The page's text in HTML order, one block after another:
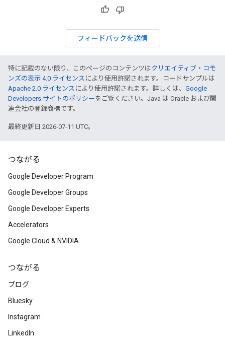
フィードバックを送信
特に記載のない限り、このページのコンテンツはクリエイティブ・コモ
ンズの表示 4.0 ライセンス により使用許諾されます。コードサンプルは
Apache 2.0 ライセンス により使用許諾されます。詳しくは、 Google
Developers サイトのポリシー をご覧ください。Java は Oracle および関
連会社の登録商標です。
最終更新日 2026-07-11 UTC。
つながる
Google Developer Program
Google Developer Groups
Google Developer Experts
Accelerators
Google Cloud & NVIDIA
つながる
ブログ
Bluesky
Instagram
LinkedIn